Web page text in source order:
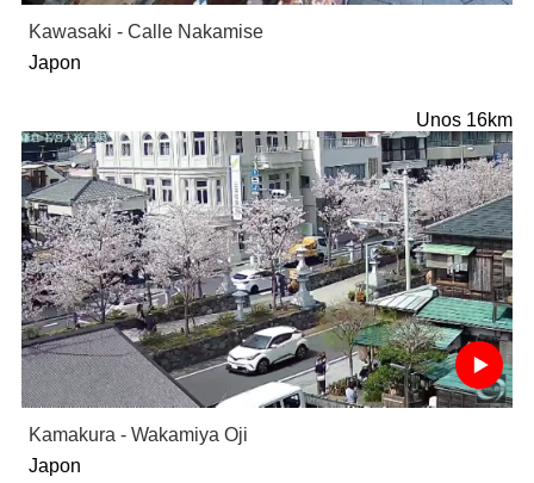
Kawasaki - Calle Nakamise
Japon
Unos 16km
Kamakura - Wakamiya Oji
Japon